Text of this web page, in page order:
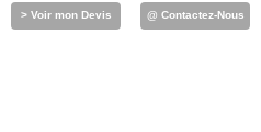
> Voir mon Devis @ Contactez-Nous